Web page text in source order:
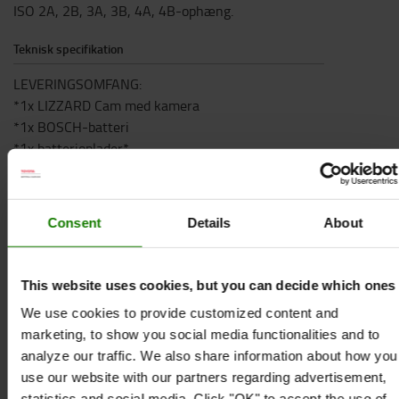
Consent Details About
This website uses cookies, but you can decide which ones
We use cookies to provide customized content and
marketing, to show you social media functionalities and to
analyze our traffic. We also share information about how you
use our website with our partners regarding advertisement,
ISO 2A, 2B, 3A, 3B, 4A, 4B-ophæng.
Teknisk specifikation
LEVERINGSOMFANG:
*1x LIZZARD Cam med kamera
*1x BOSCH-batteri
*1x batterioplader*
1x skærm
ISO 2A ophæng: 123 x 595 x 40 mm
*AHD-kamera med touchskærm
*Trådløs strømforsyning via Bosch-batteri (batteri og
oplader medfølger)
*Energibesparende tilstand: slukker som standard efter
120 sekunder (kan justeres individuelt)
*Signaloverførsel via WiFi